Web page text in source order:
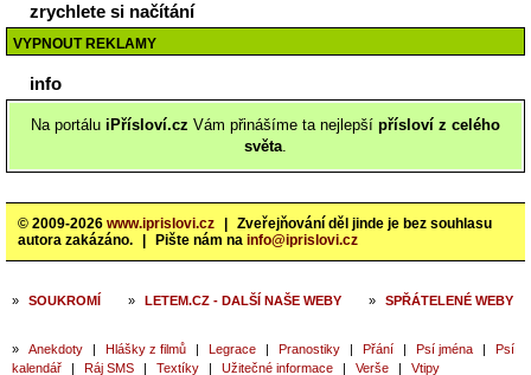
zrychlete si načítání
VYPNOUT REKLAMY
info
Na portálu iPřísloví.cz Vám přinášíme ta nejlepší přísloví z celého
světa.
© 2009-2026 www.iprislovi.cz
Zveřejňování děl jinde je bez souhlasu
autora zakázáno.
Pište nám na info@iprislovi.cz
» SOUKROMÍ » LETEM.CZ - DALŠÍ NAŠE WEBY » SPŘÁTELENÉ WEBY
» Anekdoty | Hlášky z filmů | Legrace | Pranostiky | Přání | Psí jména |
Psí
kalendář
| Ráj SMS | Textíky | Užitečné informace | Verše | Vtipy